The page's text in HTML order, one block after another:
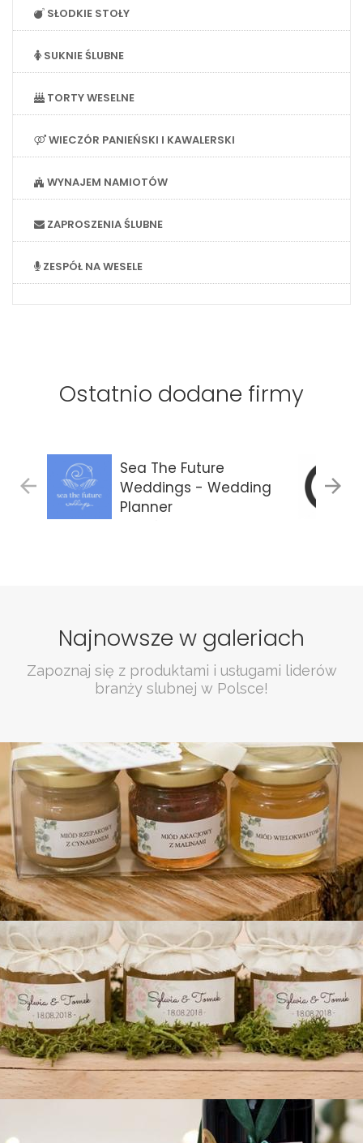
SŁODKIE STOŁY
SUKNIE ŚLUBNE
TORTY WESELNE
WIECZÓR PANIEŃSKI I KAWALERSKI
WYNAJEM NAMIOTÓW
ZAPROSZENIA ŚLUBNE
ZESPÓŁ NA WESELE
Ostatnio dodane firmy
Sea The Future
Weddings - Wedding
Planner
Najnowsze w galeriach
Zapoznaj się z produktami i usługami liderów
branży slubnej w Polsce!